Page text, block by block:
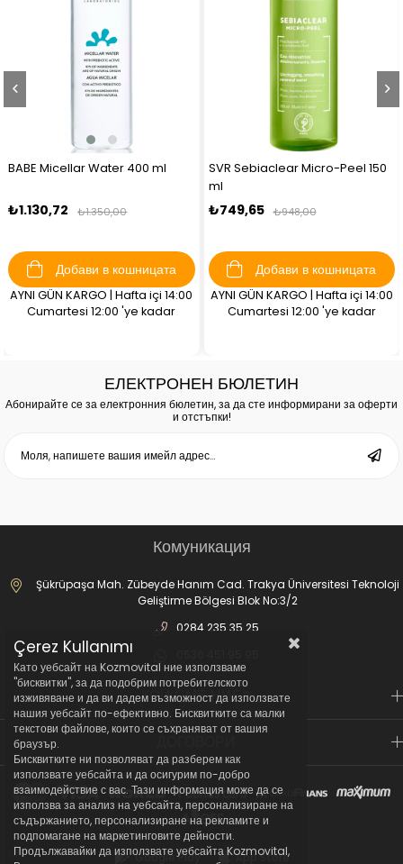
BABE Micellar Water 400 ml
₺1.130,72 ₺1.350,00
Добави в кошницата
AYNI GÜN KARGO | Hafta içi 14:00
Cumartesi 12:00 'ye kadar
SVR Sebiaclear Micro-Peel 150
ml
₺749,65 ₺948,00
Добави в кошницата
AYNI GÜN KARGO | Hafta içi 14:00
Cumartesi 12:00 'ye kadar
ЕЛЕКТРОНЕН БЮЛЕТИН
Абонирайте се за електронния бюлетин, за да сте информирани за оферти
и отстъпки!
Комуникация
Şükrüpaşa Mah. Zübeyde Hanım Cad. Trakya Üniversitesi Teknoloji
Geliştirme Bölgesi Blok No:3/2
0284 235 35 25
КОИ СМЕ НИЕ?
Google Play App Store
Çerez Kullanımı
Като уебсайт на Kozmovital ние използваме
"бисквитки", за да подобрим потребителското
изживяване и да ви дадем възможност да използвате
нашия уебсайт по-ефективно. Бисквитките са малки
текстови файлове, които се съхраняват от вашия
браузър.
Бисквитките ни позволяват да разберем как
използвате уебсайта и да осигурим по-добро
взаимодействие с вас. Тази информация може да се
използва за анализ на уебсайта, персонализиране на
съдържанието, персонализиране на рекламите и
подпомагане на маркетинговите дейности.
Продължавайки да използвате уебсайта Kozmovital,